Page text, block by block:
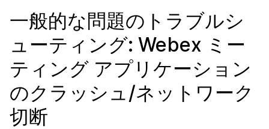
一般的な問題のトラブルシ
ューティング: Webex ミー
ティング アプリケーション
のクラッシュ/ネットワーク
切断